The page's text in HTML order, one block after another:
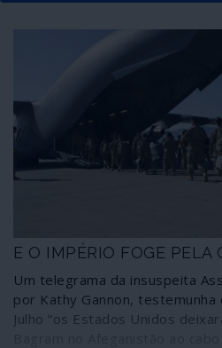
E O IMPÉRIO FOGE PELA
Um telegrama da insuspeita
por Kathy Gannon,
Julho “os Estados Unidos